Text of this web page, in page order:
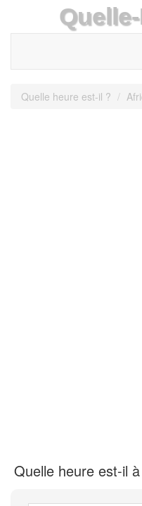
Quelle heure est-il ?
Quelle heure est-il